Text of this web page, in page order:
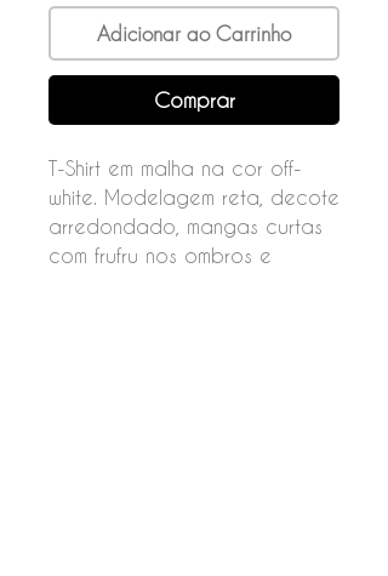
Adicionar ao Carrinho
Comprar
T-Shirt em malha na cor off-
white. Modelagem reta, decote
arredondado, mangas curtas
com frufru nos ombros e